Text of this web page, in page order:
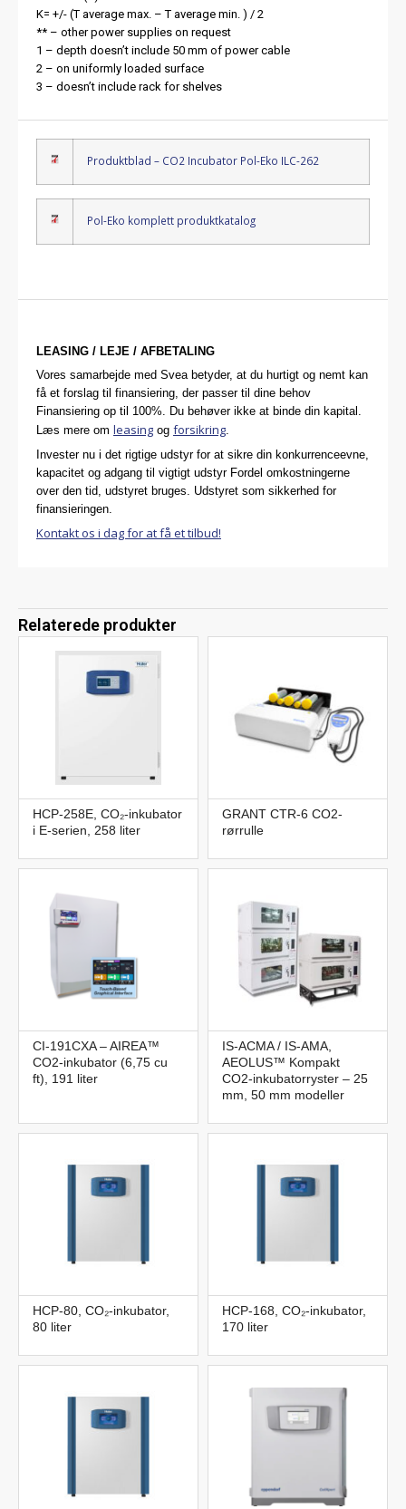
K= +/- (T average max. – T average min. ) / 2
** – other power supplies on request
1 – depth doesn’t include 50 mm of power cable
2 – on uniformly loaded surface
3 – doesn’t include rack for shelves
Produktblad – CO2 Incubator Pol-Eko ILC-262
Pol-Eko komplett produktkatalog
LEASING / LEJE / AFBETALING
Vores samarbejde med Svea betyder, at du hurtigt og nemt kan
få et forslag til finansiering, der passer til dine behov
Finansiering op til 100%. Du behøver ikke at binde din kapital.
Læs mere om leasing og forsikring.
Invester nu i det rigtige udstyr for at sikre din konkurrenceevne,
kapacitet og adgang til vigtigt udstyr Fordel omkostningerne
over den tid, udstyret bruges. Udstyret som sikkerhed for
finansieringen.
Kontakt os i dag for at få et tilbud!
Relaterede produkter
HCP-258E, CO₂-inkubator
i E-serien, 258 liter
GRANT CTR-6 CO2-
rørrulle
CI-191CXA – AIREA™
CO2-inkubator (6,75 cu
ft), 191 liter
IS-ACMA / IS-AMA,
AEOLUS™ Kompakt
CO2-inkubatorryster – 25
mm, 50 mm modeller
HCP-80, CO₂-inkubator,
80 liter
HCP-168, CO₂-inkubator,
170 liter